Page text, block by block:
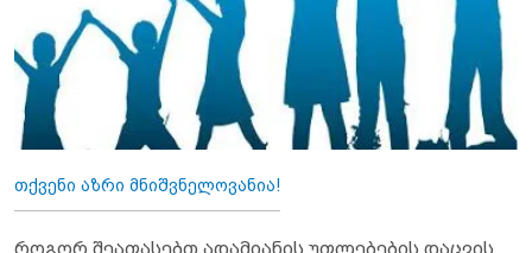
თქვენი აზრი მნიშვნელოვანია!
როგორ შეაფასებთ ადამიანის უფლებების დაცვის